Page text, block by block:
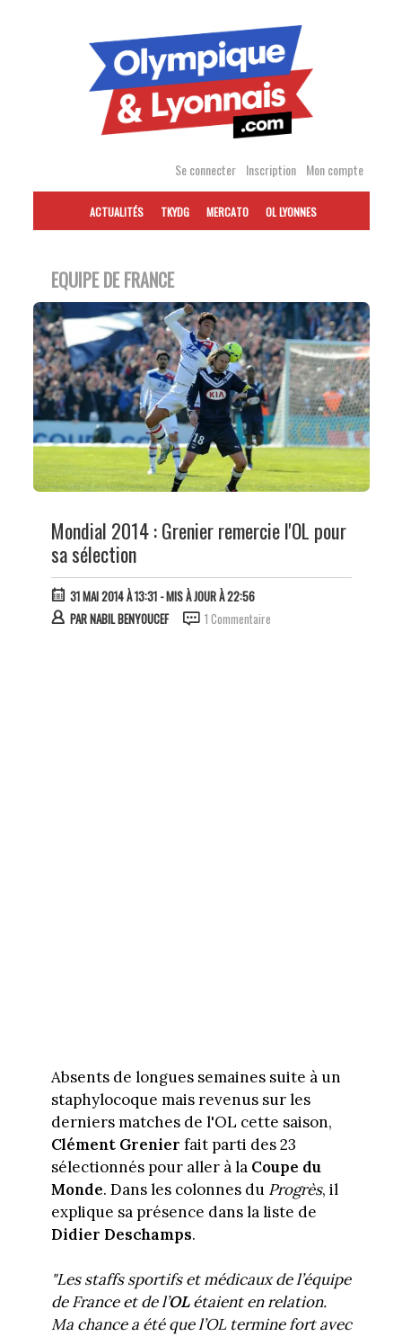
Se connecter Inscription Mon compte
ACTUALITÉS TKYDG MERCATO OL LYONNES
EQUIPE DE FRANCE
Mondial 2014 : Grenier remercie l'OL pour
sa sélection
31 MAI 2014 À 13:31- MIS À JOUR À 22:56
PARNABIL BENYOUCEF 1 Commentaire
Absents de longues semaines suite à un
staphylocoque mais revenus sur les
derniers matches de l'OL cette saison,
Clément Grenier fait parti des 23
sélectionnés pour aller à la Coupe du
Monde. Dans les colonnes du Progrès, il
explique sa présence dans la liste de
Didier Deschamps.
"Les staffs sportifs et médicaux de l’équipe
de France et de l’OLétaient en relation.
Ma chance a été que l’OL termine fort avec